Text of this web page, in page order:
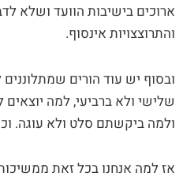
ארוכים בישיבות הוועד ושלא
והתרוצצויות אינסוף.
ובסוף יש עוד הורים
שלישי ולא ברביעי, למה יוצאים
ולמה ביקשתם סלט ולא עוגה.
אז למה אנחנו בכל זאת